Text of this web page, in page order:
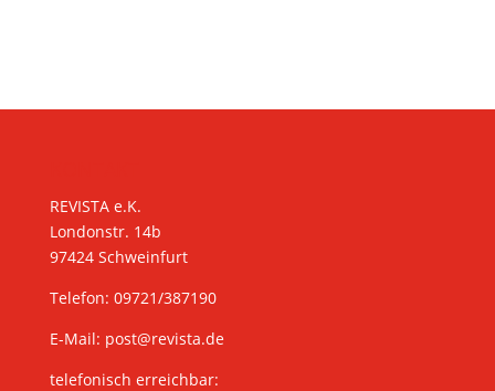
REVISTA e.K.
Londonstr. 14b
97424 Schweinfurt
Telefon: 09721/387190
E-Mail: post@revista.de
telefonisch erreichbar: